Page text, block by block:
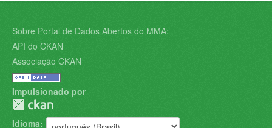
Sobre Portal de Dados Abertos do MMA:
API do CKAN
Associação CKAN
Impulsionado por
Idioma